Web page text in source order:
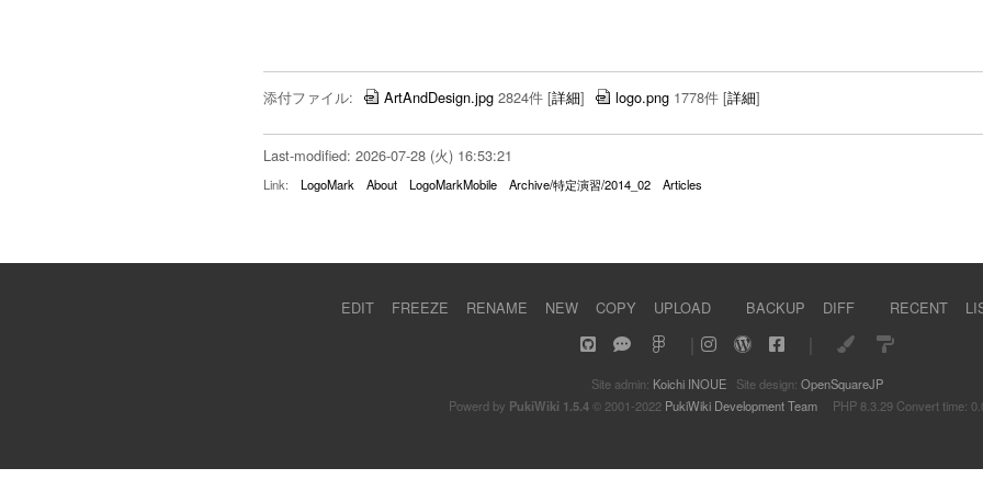
添付ファイル: ArtAndDesign.jpg 2824件 [詳細] logo.png 1778件 [詳細]
Last-modified: 2026-07-28 (火) 16:53:21
Link: LogoMark About LogoMarkMobile Archive/特定演習/2014_02 Articles
EDIT FREEZE RENAME NEW COPY UPLOAD BACKUP DIFF RECENT
Site admin: Koichi INOUE Site design: OpenSquareJP
Powerd by PukiWiki 1.5.4© 2001-2022 PukiWiki Development TeamPHP 8.3.29 Convert time: